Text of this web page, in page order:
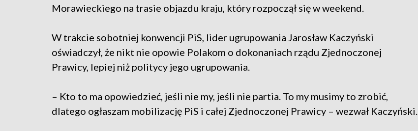
Morawieckiego na trasie objazdu kraju, który rozpoczął się w weekend.
W trakcie sobotniej konwencji PiS, lider ugrupowania Jarosław Kaczyński
oświadczył, że nikt nie opowie Polakom o dokonaniach rządu Zjednoczonej
Prawicy, lepiej niż politycy jego ugrupowania.
– Kto to ma opowiedzieć, jeśli nie my, jeśli nie partia. To my musimy to zrobić,
dlatego ogłaszam mobilizację PiS i całej Zjednoczonej Prawicy – wezwał Kaczyński.